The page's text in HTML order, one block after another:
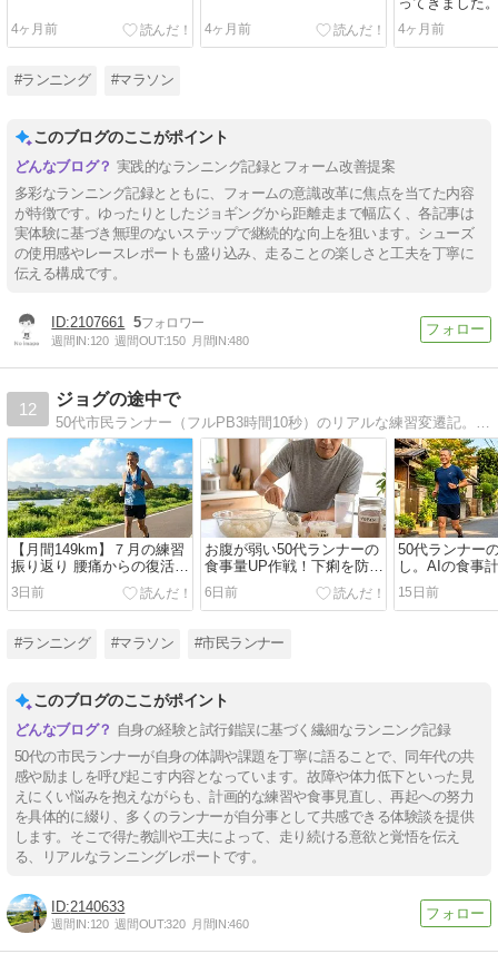
4ヶ月前 4ヶ月前
4ヶ月前
#ランニング #マラソン
このブログのここがポイント
実践的なランニング記録とフォーム改善提案
多彩なランニング記録とともに、フォームの意識改革に焦点を当てた内容
が特徴です。ゆったりとしたジョギングから距離走まで幅広く、各記事は
実体験に基づき無理のないステップで継続的な向上を狙います。シューズ
の使用感やレースレポートも盛り込み、走ることの楽しさと工夫を丁寧に
伝える構成です。
2107661 5
週間IN:120 週間OUT:150 月間IN:480
12
ジョグの途中で
【月間149km】７月の練習
振り返り 腰痛からの復活と
酷暑の洗礼
3日前
お腹が弱い50代ランナーの
食事量UP作戦！下痢を防ぐ
3つの工夫
6日前
50代ランナー
し。AIの食事
た隠れカロリ
15日前
#ランニング #マラソン #市民ランナー
このブログのここがポイント
自身の経験と試行錯誤に基づく繊細なランニング記録
50代の市民ランナーが自身の体調や課題を丁寧に語ることで、同年代の共
感や励ましを呼び起こす内容となっています。故障や体力低下といった見
えにくい悩みを抱えながらも、計画的な練習や食事見直し、再起への努力
を具体的に綴り、多くのランナーが自分事として共感できる体験談を提供
します。そこで得た教訓や工夫によって、走り続ける意欲と覚悟を伝え
る、リアルなランニングレポートです。
2140633
週間IN:120 週間OUT:320 月間IN:460